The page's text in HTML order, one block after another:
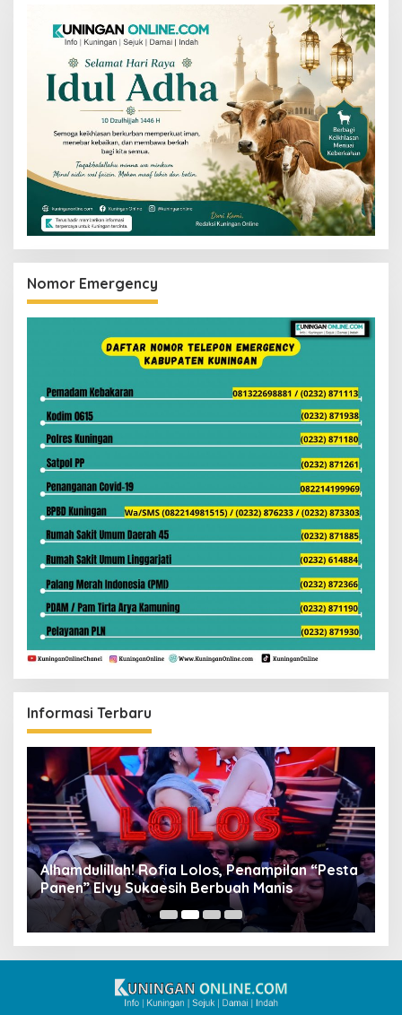
Nomor Emergency
Informasi Terbaru
Alhamdulillah! Rofia Lolos, Penampilan “Pesta
Panen” Elvy Sukaesih Berbuah Manis